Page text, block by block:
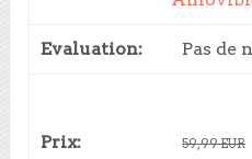
Pas de
59,99 EUR